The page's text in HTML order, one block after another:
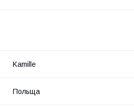
Kamille
Польща